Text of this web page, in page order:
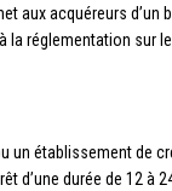
aux acquéreurs
la réglementation
établissement de
d’une durée de 12